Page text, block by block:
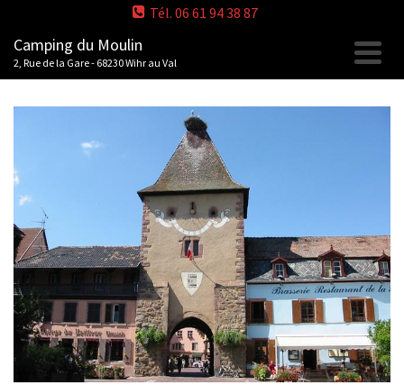
Tél. 06 61 94 38 87
Camping du Moulin
2, Rue de la Gare - 68230 Wihr au Val